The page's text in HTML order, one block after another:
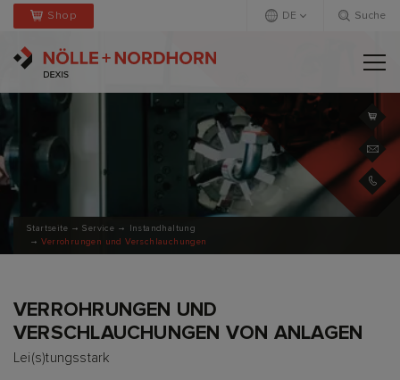
Shop DE Suche
Startseite Service
Instandhaltung
Verrohrungen und Verschlauchungen
VERROHRUNGEN UND
VERSCHLAUCHUNGEN VON ANLAGEN
Lei(s)tungsstark